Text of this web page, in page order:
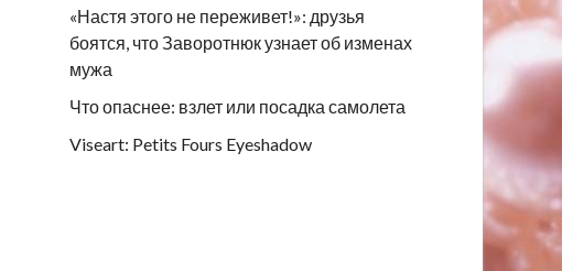
«Настя этого не переживет!»: друзья
боятся, что Заворотнюк узнает об изменах
мужа
Что опаснее: взлет или посадка самолета
Viseart: Petits Fours Eyeshadow